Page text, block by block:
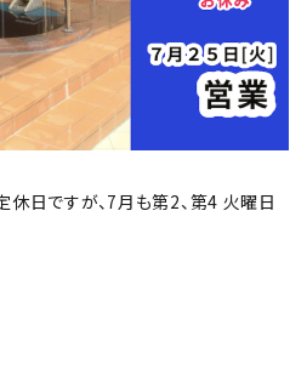
日ですが、7月も第2、第4 火曜日